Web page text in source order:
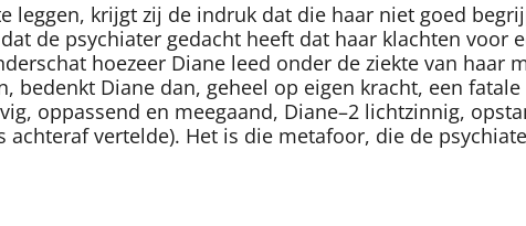
leggen, krijgt zij de indruk dat die haar niet goed
de psychiater gedacht heeft dat haar klachten
hoezeer Diane leed onder de ziekte van haar
bedenkt Diane dan, geheel op eigen kracht, een
oppassend en meegaand, Diane–2 lichtzinnig,
achteraf vertelde). Het is die metafoor, die de